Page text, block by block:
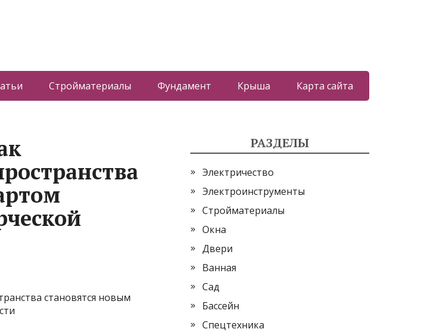
Стройматериалы Фундамент Крыша Карта сайта
РАЗДЕЛЫ
Электричество
Электроинструменты
Стройматериалы
Окна
Двери
Ванная
Сад
Бассейн
Спецтехника